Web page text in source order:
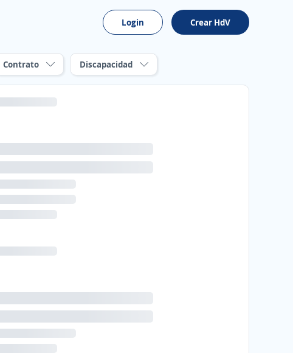
Login Crear HdV
Contrato Discapacidad